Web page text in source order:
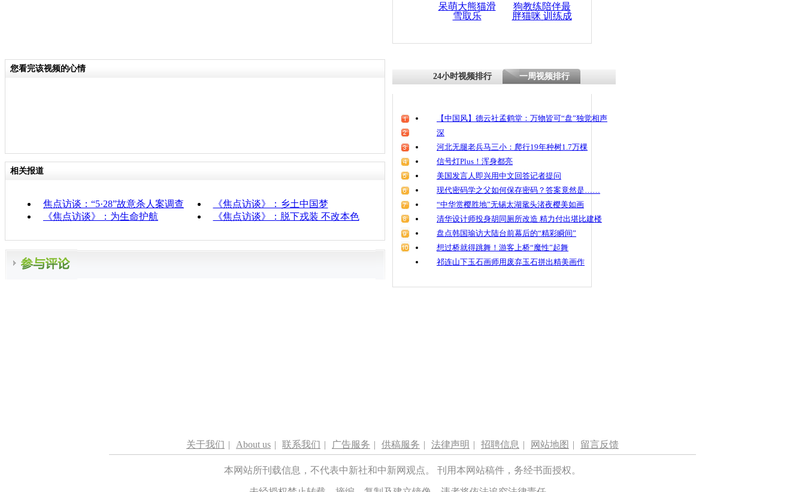
呆萌大熊猫滑
雪取乐
狗教练陪伴最
胖猫咪 训练成
您看完该视频的心情
相关报道
焦点访谈：“5·28”故意杀人案调查
《焦点访谈》：乡土中国梦
《焦点访谈》：为生命护航
《焦点访谈》：脱下戎装 不改本色
24小时视频排行 一周视频排行
【中国风】德云社孟鹤堂：万物皆可“盘”独觉相声
深
河北无腿老兵马三小：爬行19年种树1.7万棵
信号灯Plus！浑身都亮
美国发言人即兴用中文回答记者提问
现代密码学之父如何保存密码？答案竟然是……
“中华赏樱胜地”无锡太湖鼋头渚夜樱美如画
清华设计师投身胡同厕所改造 精力付出堪比建楼
盘点韩国瑜访大陆台前幕后的“精彩瞬间”
想过桥就得跳舞！游客上桥“魔性”起舞
祁连山下玉石画师用废弃玉石拼出精美画作
关于我们 | About us | 联系我们 | 广告服务 | 供稿服务 | 法律声明 | 招聘信息 | 网站地图 | 留言反馈
本网站所刊载信息，不代表中新社和中新网观点。 刊用本网站稿件，务经书面授权。